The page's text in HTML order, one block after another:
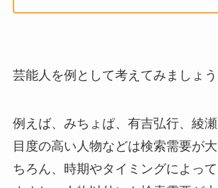
芸能人を例として考えてみましょう
例えば、みちょぱ、有吉弘行、綾
目度の高い人物などは検索需要が
ちろん、時期やタイミングによっ